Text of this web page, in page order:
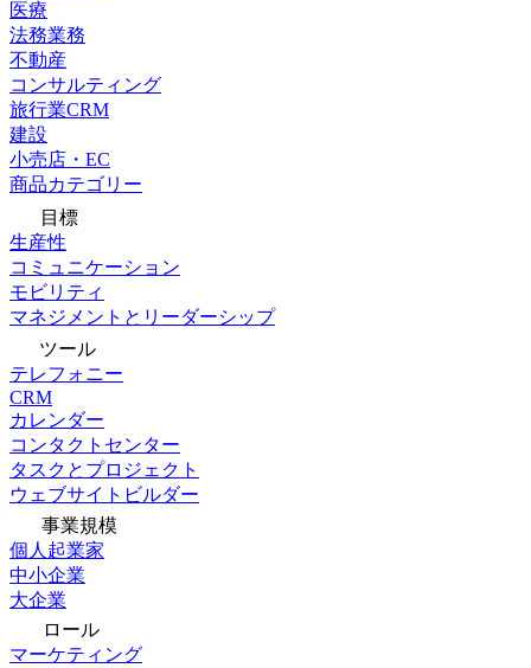
医療
法務業務
不動産
コンサルティング
旅行業CRM
建設
小売店・EC
商品カテゴリー
目標
生産性
コミュニケーション
モビリティ
マネジメントとリーダーシップ
ツール
テレフォニー
CRM
カレンダー
コンタクトセンター
タスクとプロジェクト
ウェブサイトビルダー
事業規模
個人起業家
中小企業
大企業
ロール
マーケティング